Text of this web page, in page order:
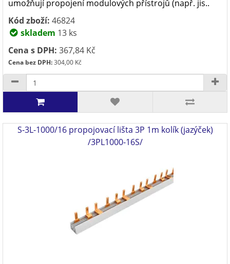
umožňují propojení modulových přístrojů (např. jis..
Kód zboží: 46824
skladem 13 ks
Cena s DPH: 367,84 Kč
Cena bez DPH:304,00 Kč
S-3L-1000/16 propojovací lišta 3P 1m kolík (jazýček)
/3PL1000-16S/